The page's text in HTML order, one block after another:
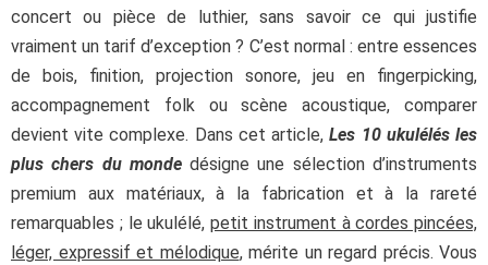
concert ou pièce de luthier, sans savoir ce qui justifie
vraiment un tarif d’exception ? C’est normal : entre essences
de bois, finition, projection sonore, jeu en fingerpicking,
accompagnement folk ou scène acoustique, comparer
devient vite complexe. Dans cet article,Les 10 ukulélés les
plus chers du mondedésigne une sélection d’instruments
premium aux matériaux, à la fabrication et à la rareté
remarquables ; le ukulélé, petit instrument à cordes pincées,
léger, expressif et mélodique, mérite un regard précis. Vous